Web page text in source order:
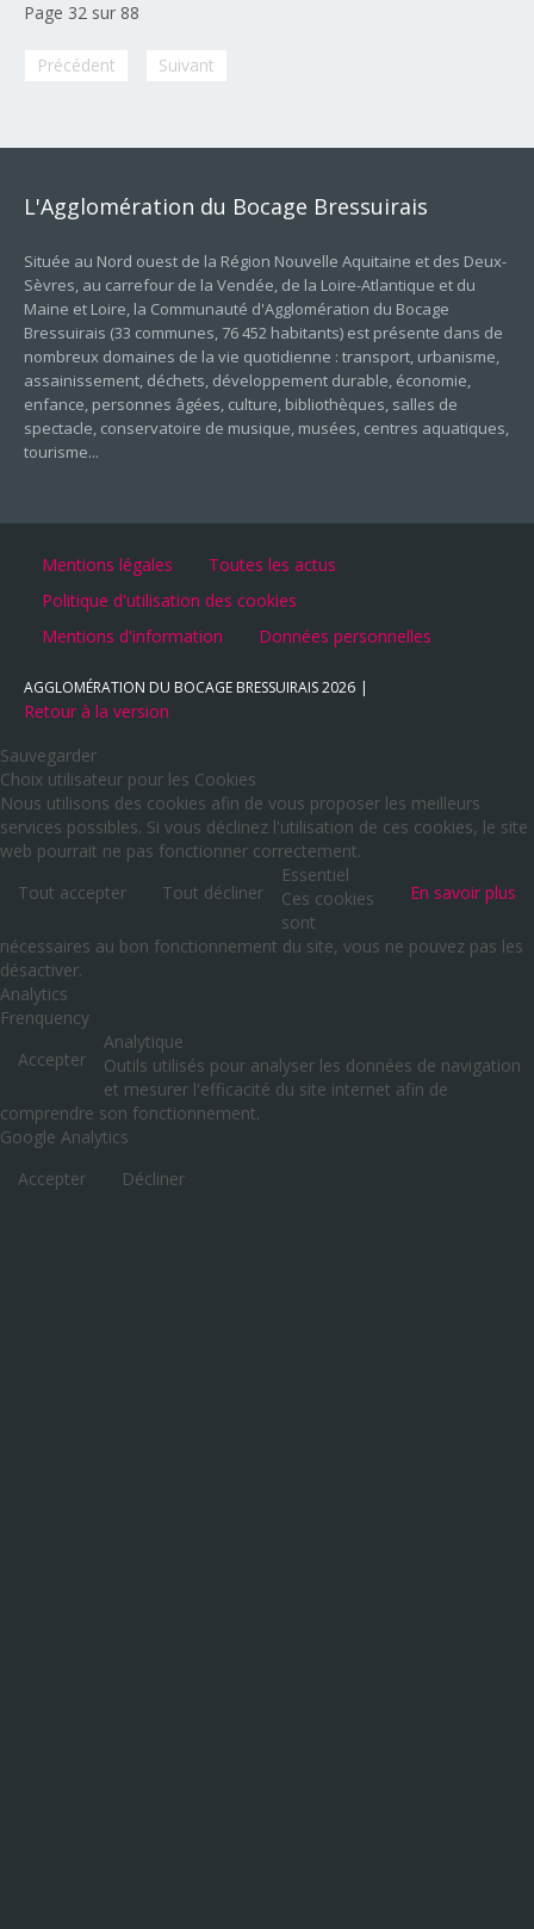
Page 32 sur 88
Précédent Suivant
L'Agglomération du Bocage Bressuirais
Située au Nord ouest de la Région Nouvelle Aquitaine et des Deux-
Sèvres, au carrefour de la Vendée, de la Loire-Atlantique et du
Maine et Loire, la Communauté d'Agglomération du Bocage
Bressuirais (33 communes, 76 452 habitants) est présente dans de
nombreux domaines de la vie quotidienne : transport, urbanisme,
assainissement, déchets, développement durable, économie,
enfance, personnes âgées, culture, bibliothèques, salles de
spectacle, conservatoire de musique, musées, centres aquatiques,
tourisme...
Mentions légales
Toutes les actus
Politique d'utilisation des cookies
Mentions d'information
Données personnelles
AGGLOMÉRATION DU BOCAGE BRESSUIRAIS2026
Retour à la version
Sauvegarder
Choix utilisateur pour les Cookies
Nous utilisons des cookies afin de vous proposer les meilleurs
services possibles. Si vous déclinez l'utilisation de ces cookies, le site
web pourrait ne pas fonctionner correctement.
Tout accepter
Tout décliner En savoir plus
Essentiel
Ces cookies
sont
nécessaires au bon fonctionnement du site, vous ne pouvez pas les
désactiver.
Analytics
Frenquency
Accepter
Analytique
Outils utilisés pour analyser les données de navigation
et mesurer l'efficacité du site internet afin de
comprendre son fonctionnement.
Google Analytics
Accepter
Décliner